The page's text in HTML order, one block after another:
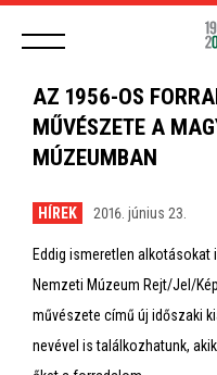
AZ 1956-OS
MŰVÉSZETE A
MÚZEUMBAN
HÍREK 2016. június 23.
Eddig ismeretlen
Nemzeti Múzeum Rejt/Jel/
művészete című új időszaki
nevével is találkozhatunk,